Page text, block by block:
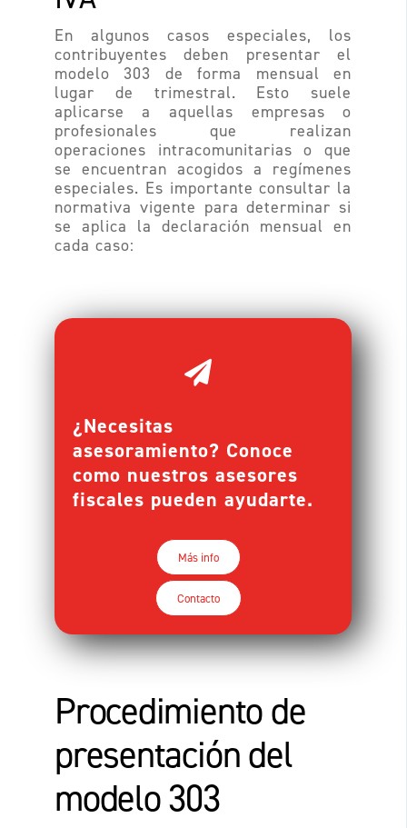
En algunos casos especiales, los
contribuyentes deben presentar el
modelo 303 de forma mensual en
lugar de trimestral. Esto suele
aplicarse a aquellas empresas o
profesionales que realizan
operaciones intracomunitarias o que
se encuentran acogidos a regímenes
especiales. Es importante consultar la
normativa vigente para determinar si
se aplica la declaración mensual en
cada caso:
¿Necesitas
asesoramiento? Conoce
como nuestros asesores
fiscales pueden ayudarte.
Más info
Contacto
Procedimiento de
presentación del
modelo 303